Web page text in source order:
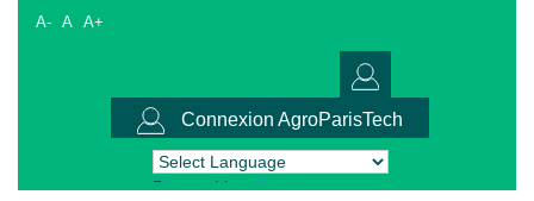
A- A A+
Connexion AgroParisTech
Powered by Translate